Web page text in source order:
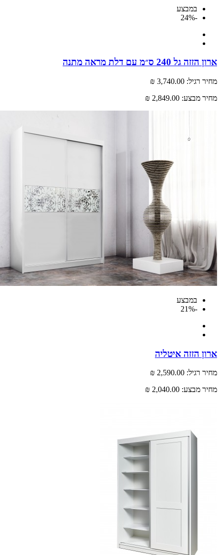
במבצע
240 ס״מ עם דלת מראה מתנה
רגיל: 3,740.00 ₪
מבצע: 2,849.00 ₪
במבצע
הזזה איטליה
רגיל: 2,590.00 ₪
מבצע: 2,040.00 ₪